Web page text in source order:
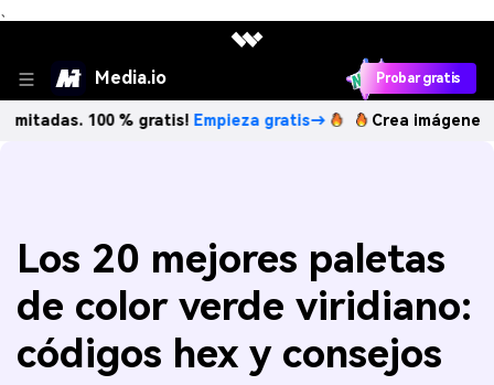
、
Media.io Probar gratis
100 % gratis! Empieza gratis→ Crea imágenes IA
Los 20 mejores paletas
de color verde viridiano:
códigos hex y consejos